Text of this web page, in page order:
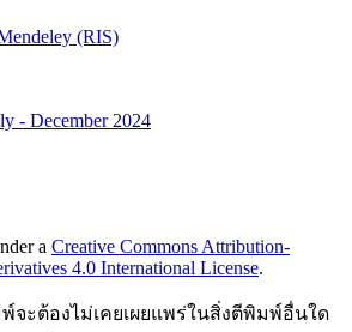
(RIS)
- December 2024
a Creative Commons Attribution-
4.0 International License.
จะต้องไม่เคยเผยแพร่ในสิ่งตีพิมพ์อื่นใด